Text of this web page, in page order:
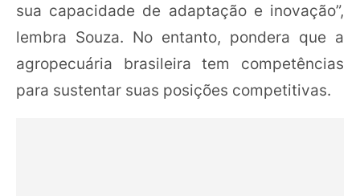
sua capacidade de adaptação e inovação”,
lembra Souza. No entanto, pondera que a
agropecuária brasileira tem competências
para sustentar suas posições competitivas.